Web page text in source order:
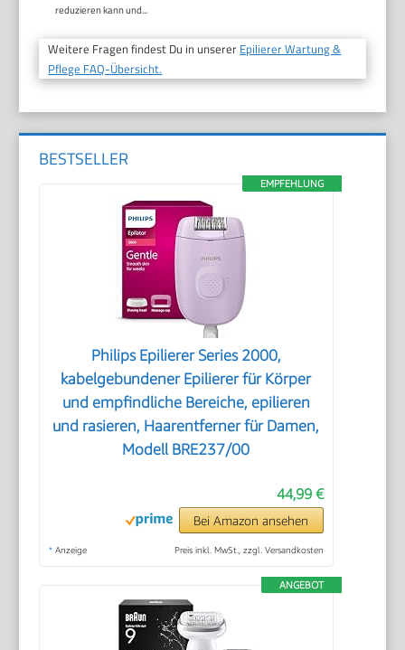
reduzieren kann und...
Weitere Fragen findest Du in unserer Epilierer Wartung &
Pflege FAQ-Übersicht.
BESTSELLER
EMPFEHLUNG
Philips Epilierer Series 2000,
kabelgebundener Epilierer für Körper
und empfindliche Bereiche, epilieren
und rasieren, Haarentferner für Damen,
Modell BRE237/00
44,99 €
Bei Amazon ansehen
* Anzeige Preis inkl. MwSt., zzgl. Versandkosten
ANGEBOT